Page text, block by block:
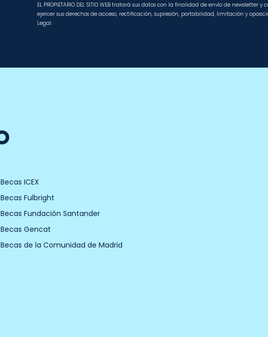
EL PROPIETARIO DEL SITIO WEB tratará sus datos con la finalidad de envío de
ejercer sus derechos de acceso, rectificación, supresión, portabilidad, limitación y
Legal.
Becas ICEX
Becas Fulbright
Becas Fundación Santander
Becas Gencat
Becas de la Comunidad de Madrid